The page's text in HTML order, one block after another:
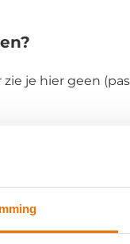
je hier geen
of stuur je
kan komen te